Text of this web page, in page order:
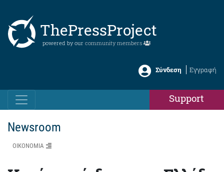
ThePressProject
powered by our community members
Σύνδεση Εγγραφή
Support
Newsroom
ΟΙΚΟΝΟΜΙΑ